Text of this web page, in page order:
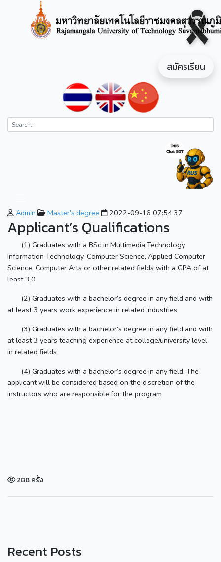
สมัครเรียน
Admin Master's degree 2022-09-16 07:54:37
Applicant’s Qualifications
(1) Graduates with a BSc in Multimedia Technology,
Information Technology, Computer Science, Applied Computer
Science, Computer Arts or other related fields with a GPA of at
least 3.0
(2) Graduates with a bachelor’s degree in any field and with
at least 3 years work experience in related industries
(3) Graduates with a bachelor’s degree in any field and with
at least 3 years teaching experience at college/university level
in related fields
(4) Graduates with a bachelor’s degree in any field. The
applicant will be considered based on the discretion of the
instructors who are responsible for the program
288 ครั้ง
Recent Posts